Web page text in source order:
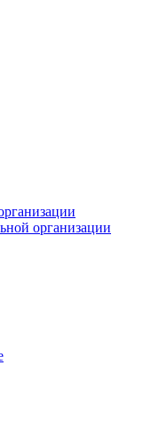
организации